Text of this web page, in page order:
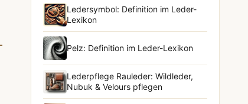
Ledersymbol: Definition im Leder-
Lexikon
Pelz: Definition im Leder-Lexikon
Lederpflege Rauleder: Wildleder,
Nubuk & Velours pflegen